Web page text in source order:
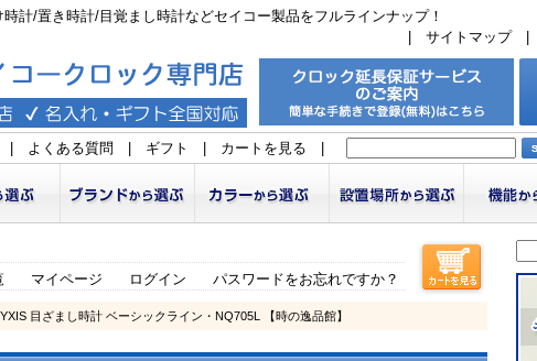
計/置き時計/目覚まし時計などセイコー製品をフルラインナップ！
サイトマップ|
よくある質問 ギフト カートを見る
マイページ ログイン パスワードをお忘れですか？
目ざまし時計 ベーシックライン・NQ705L 【時の逸品館】